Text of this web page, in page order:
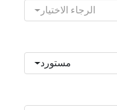
الرجاء الاختيار
مستورد